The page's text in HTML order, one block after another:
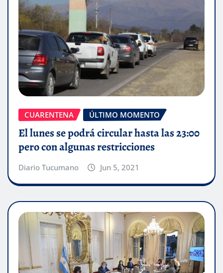
CUARENTENA ÚLTIMO MOMENTO
El lunes se podrá circular hasta las 23:00
pero con algunas restricciones
Diario Tucumano Jun 5, 2021